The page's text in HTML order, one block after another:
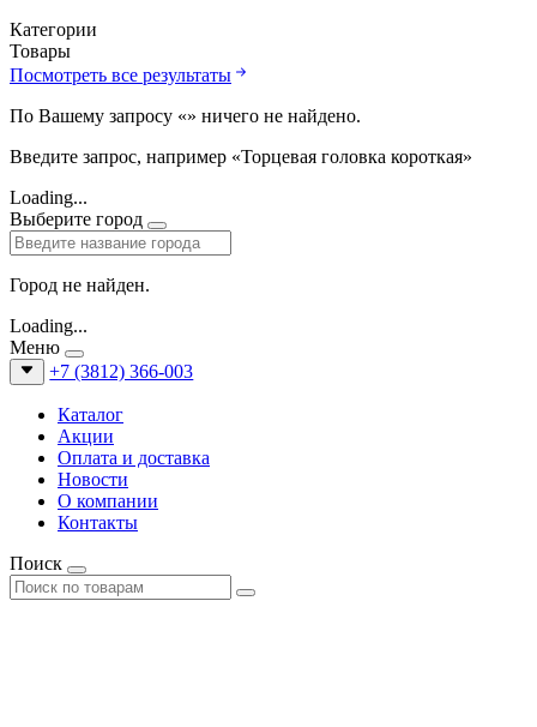
Категории
Товары
Посмотреть все результаты
По Вашему запросу «» ничего не найдено.
Введите запрос, например «Торцевая головка короткая»
Loading...
Выберите город
Город не найден.
Loading...
Меню
+7 (3812) 366-003
Каталог
Акции
Оплата и доставка
Новости
О компании
Контакты
Поиск